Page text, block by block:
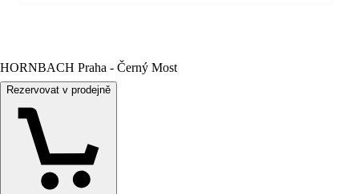
HORNBACH Praha - Černý Most
Rezervovat v prodejně